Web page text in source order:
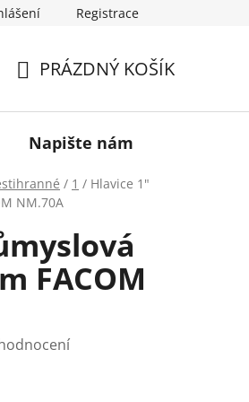
značky TONARegistrace
KOŠÍK
PRÁZDNÝ KOŠÍK
Napište nám
/ 1 / Hlavice 1"
NM.70A
FACOM